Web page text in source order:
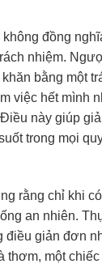
đồng
nhiệm.
bằng một
việc hết mình
này giúp
trong mọi
rằng chỉ khi
an nhiên.
giản đơn
thơm, một